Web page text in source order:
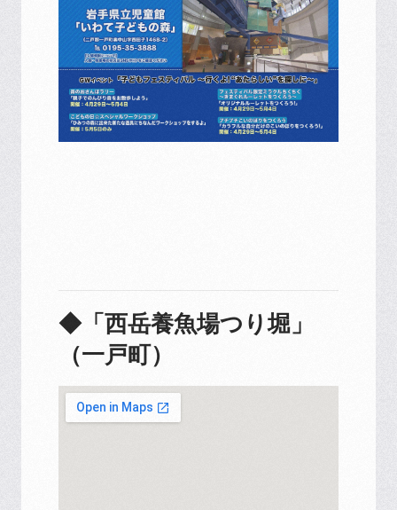
◆「西岳養魚場つり堀」
（一戸町）